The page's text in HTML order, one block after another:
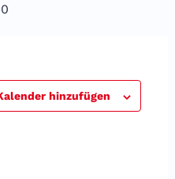
hinzufügen